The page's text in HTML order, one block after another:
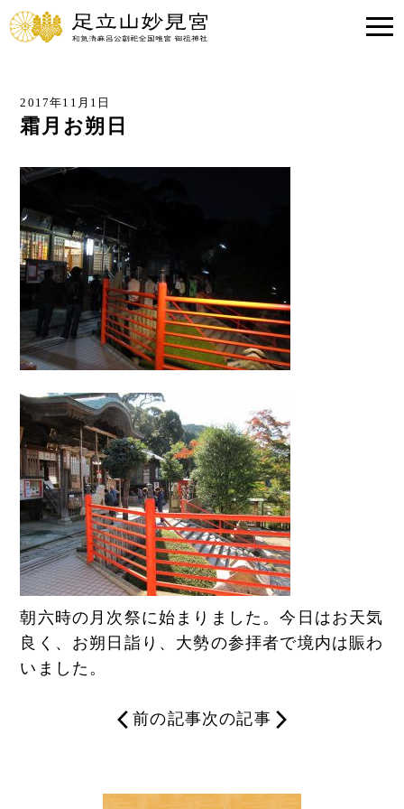
2017年11月1日
霜月お朔日
朝六時の月次祭に始まりました。今日はお天気
良く、お朔日詣り、大勢の参拝者で境内は賑わ
いました。
前の記事次の記事